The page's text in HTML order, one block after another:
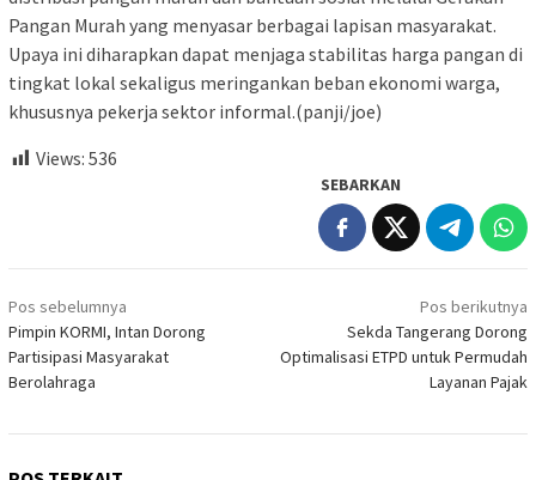
Pangan Murah yang menyasar berbagai lapisan masyarakat.
Upaya ini diharapkan dapat menjaga stabilitas harga pangan di
tingkat lokal sekaligus meringankan beban ekonomi warga,
khususnya pekerja sektor informal.(panji/joe)
Views: 536
SEBARKAN
Navigasi
pos
Pos sebelumnya
Pimpin KORMI, Intan Dorong
Partisipasi Masyarakat
Berolahraga
Pos berikutnya
Sekda Tangerang Dorong
Optimalisasi ETPD untuk Permudah
Layanan Pajak